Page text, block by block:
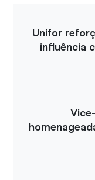
Unifor
influência